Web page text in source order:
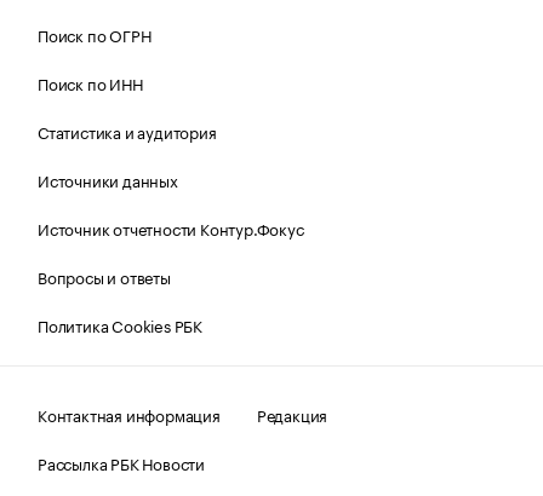
Поиск по ОГРН
Поиск по ИНН
Статистика и аудитория
Источники данных
Источник отчетности Контур.Фокус
Вопросы и ответы
Политика Cookies РБК
Контактная информация
Редакция
Рассылка РБК Новости